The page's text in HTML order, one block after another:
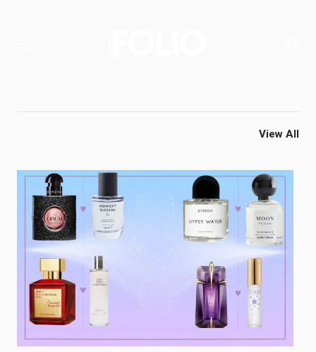
View All